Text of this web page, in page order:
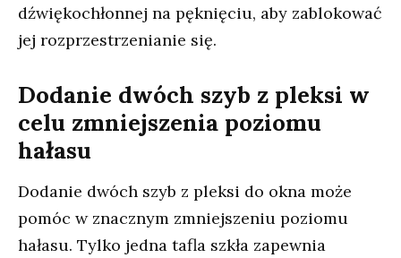
dźwiękochłonnej na pęknięciu, aby zablokować
jej rozprzestrzenianie się.
Dodanie dwóch szyb z pleksi w
celu zmniejszenia poziomu
hałasu
Dodanie dwóch szyb z pleksi do okna może
pomóc w znacznym zmniejszeniu poziomu
hałasu. Tylko jedna tafla szkła zapewnia